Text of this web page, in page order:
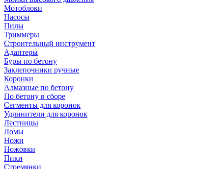
Мотоблоки
Насосы
Пилы
Триммеры
Строительный инструмент
Адаптеры
Буры по бетону
Заклепочники ручные
Коронки
Алмазные по бетону
По бетону в сборе
Сегменты для коронок
Удлинители для коронок
Лестницы
Ломы
Ножи
Ножовки
Пики
Стремянки